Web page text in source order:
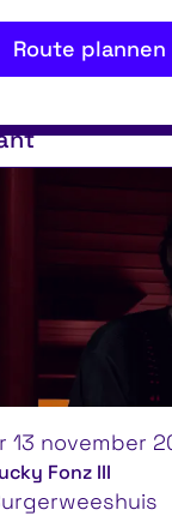
Route plannen
Fonz III
november 2026